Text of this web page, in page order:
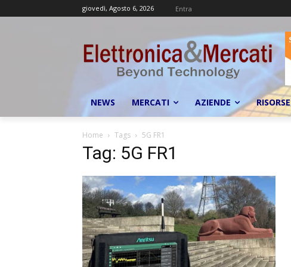
giovedì, Agosto 6, 2026 Entra
NEWS MERCATI AZIENDE RISORSE
Home Tags 5G FR1
Tag: 5G FR1